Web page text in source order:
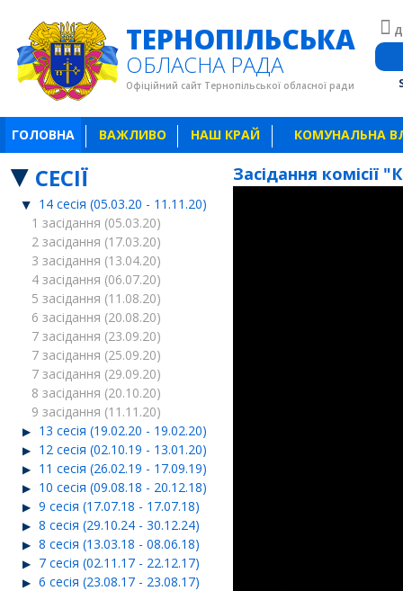
ТЕРНОПІЛЬСЬКА
ОБЛАСНА РАДА
Офіційний сайт Тернопільської обласної ради
ГОЛОВНА ВАЖЛИВО НАШ КРАЙ КОМУНАЛЬНА
СЕСІЇ
14 сесія (05.03.20 - 11.11.20)
1 засідання (05.03.20)
2 засідання (17.03.20)
3 засідання (13.04.20)
4 засідання (06.07.20)
5 засідання (11.08.20)
6 засідання (20.08.20)
7 засідання (23.09.20)
7 засідання (25.09.20)
7 засідання (29.09.20)
8 засідання (20.10.20)
9 засідання (11.11.20)
13 сесія (19.02.20 - 19.02.20)
12 сесія (02.10.19 - 13.01.20)
11 сесія (26.02.19 - 17.09.19)
10 сесія (09.08.18 - 20.12.18)
9 сесія (17.07.18 - 17.07.18)
8 сесія (29.10.24 - 30.12.24)
8 сесія (13.03.18 - 08.06.18)
7 сесія (02.11.17 - 22.12.17)
6 сесія (23.08.17 - 23.08.17)
Засідання комісії